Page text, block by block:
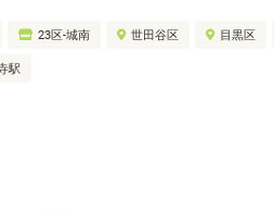
23区-城南 世田谷区 目黒区
駅